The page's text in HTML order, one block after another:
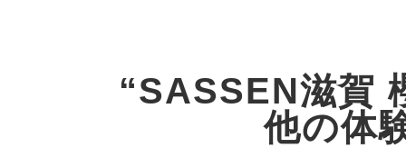
“SASSEN滋賀
他の体